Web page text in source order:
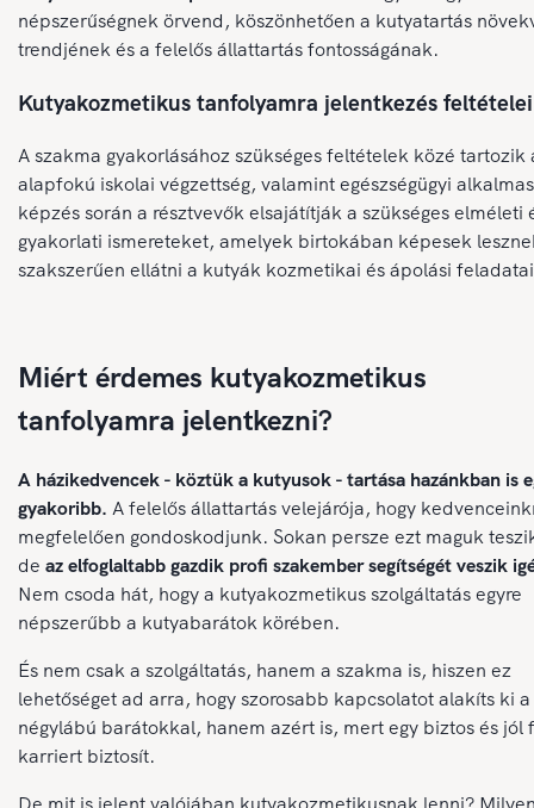
népszerűségnek örvend, köszönhetően a kutyatartás
trendjének és a felelős állattartás fontosságának.
Kutyakozmetikus tanfolyamra jelentkezés feltételei
A szakma gyakorlásához szükséges feltételek közé tartozik
alapfokú iskolai végzettség, valamint egészségügyi
képzés során a résztvevők elsajátítják a szükséges elméleti
gyakorlati ismereteket, amelyek birtokában képesek
szakszerűen ellátni a kutyák kozmetikai és ápolási
Miért érdemes kutyakozmetikus
tanfolyamra jelentkezni?
A házikedvencek - köztük a kutyusok - tartása hazánkban is
gyakoribb. A felelős állattartás velejárója, hogy
megfelelően gondoskodjunk. Sokan persze ezt maguk
de az elfoglaltabb gazdik profi szakember segítségét veszik
Nem csoda hát, hogy a kutyakozmetikus szolgáltatás egyre
népszerűbb a kutyabarátok körében.
És nem csak a szolgáltatás, hanem a szakma is, hiszen ez
lehetőséget ad arra, hogy szorosabb kapcsolatot alakíts ki a
négylábú barátokkal, hanem azért is, mert egy biztos és jól
karriert biztosít.